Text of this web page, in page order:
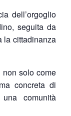
dell’orgoglio
seguita da
la cittadinanza
solo come
concreta di
comunità